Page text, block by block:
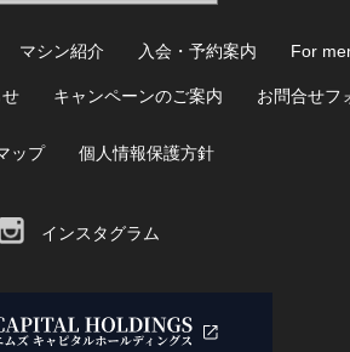
マシン紹介 入会・予約案内 For
キャンペーンのご案内 お問合せフ
ップ 個人情報保護方針
インスタグラム